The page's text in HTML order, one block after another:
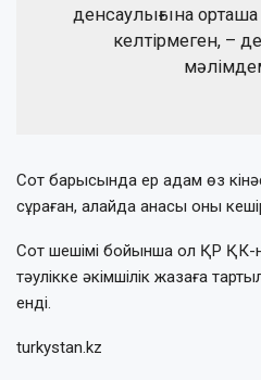
денсаулығына
келтірмеген, –
Сот барысында ер адам өз
сұраған, алайда анасы оны
Сот шешімі бойынша ол ҚР ҚК-
тәулікке әкімшілік жазаға
енді.
turkystan.kz